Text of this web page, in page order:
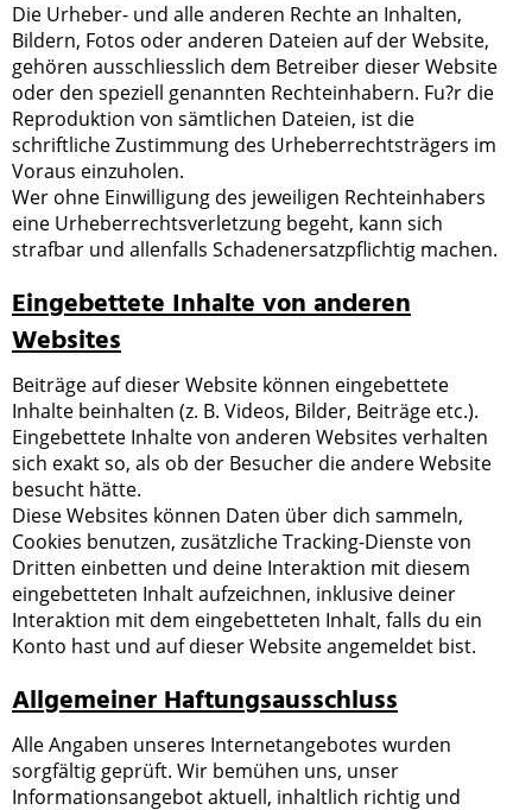
Die Urheber- und alle anderen Rechte an Inhalten,
Bildern, Fotos oder anderen Dateien auf der Website,
gehören ausschliesslich dem Betreiber dieser Website
oder den speziell genannten Rechteinhabern. Fu?r die
Reproduktion von sämtlichen Dateien, ist die
schriftliche Zustimmung des Urheberrechtsträgers im
Voraus einzuholen.
Wer ohne Einwilligung des jeweiligen Rechteinhabers
eine Urheberrechtsverletzung begeht, kann sich
strafbar und allenfalls Schadenersatzpflichtig machen.
Eingebettete Inhalte von anderen
Websites
Beiträge auf dieser Website können eingebettete
Inhalte beinhalten (z. B. Videos, Bilder, Beiträge etc.).
Eingebettete Inhalte von anderen Websites verhalten
sich exakt so, als ob der Besucher die andere Website
besucht hätte.
Diese Websites können Daten über dich sammeln,
Cookies benutzen, zusätzliche Tracking-Dienste von
Dritten einbetten und deine Interaktion mit diesem
eingebetteten Inhalt aufzeichnen, inklusive deiner
Interaktion mit dem eingebetteten Inhalt, falls du ein
Konto hast und auf dieser Website angemeldet bist.
Allgemeiner Haftungsausschluss
Alle Angaben unseres Internetangebotes wurden
sorgfältig geprüft. Wir bemühen uns, unser
Informationsangebot aktuell, inhaltlich richtig und